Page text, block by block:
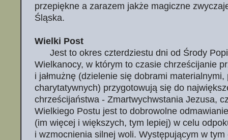
przepiękne a zarazem jakże magiczne
Śląska.
Wielki Post
Jest to okres czterdziestu dni od Środy
Wielkanocy, w którym to czasie chrześcijanie
i jałmużnę (dzielenie się dobrami materialnymi,
charytatywnych) przygotowują się do
chrześcijaństwa - Zmartwychwstania Jezusa,
Wielkiego Postu jest to dobrowolne
(im więcej i większych, tym lepiej) w celu
i wzmocnienia silnej woli. Występującym w